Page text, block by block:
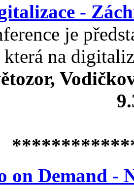
-
je
která na
on Demand -